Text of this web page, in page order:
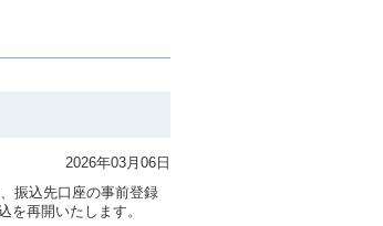
2026年03月06日
振込先口座の事前登録
を再開いたします。